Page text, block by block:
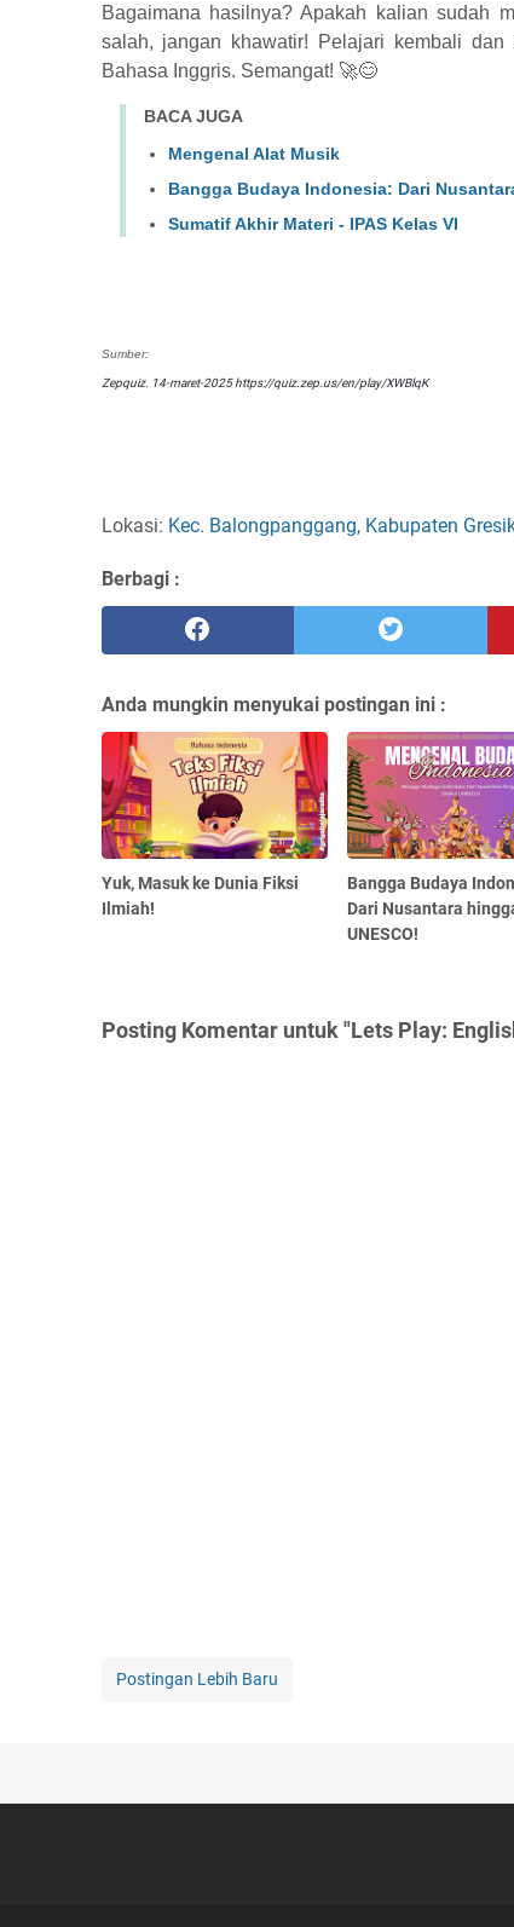
Bagaimana hasilnya? Apakah kalian sudah
salah, jangan khawatir! Pelajari kembali
Bahasa Inggris. Semangat! 🚀😊
BACA JUGA
Mengenal Alat Musik
Bangga Budaya Indonesia: Dari
Sumatif Akhir Materi - IPAS Kelas VI
Sumber:
Zepquiz. 14-maret-2025 https://quiz.zep.us/en/play/XWBlqK
Lokasi: Kec. Balongpanggang, Kabupaten
Berbagi :
Anda mungkin menyukai postingan ini :
Yuk, Masuk ke Dunia Fiksi
Ilmiah!
Bangga Budaya
Dari Nusantara
UNESCO!
Posting Komentar untuk "Lets Play:
Postingan Lebih Baru